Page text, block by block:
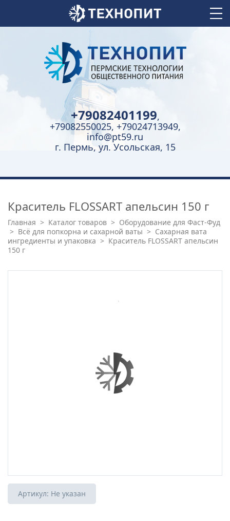
+79082401199,
+79082550025, +79024713949,
info@pt59.ru
г. Пермь, ул. Усольская, 15
Краситель FLOSSART апельсин 150 г
Главная > Каталог товаров > Оборудование для Фаст-Фуд
> Всё для попкорна и сахарной ваты > Сахарная вата
ингредиенты и упаковка > Краситель FLOSSART апельсин
150 г
Артикул: Не указан